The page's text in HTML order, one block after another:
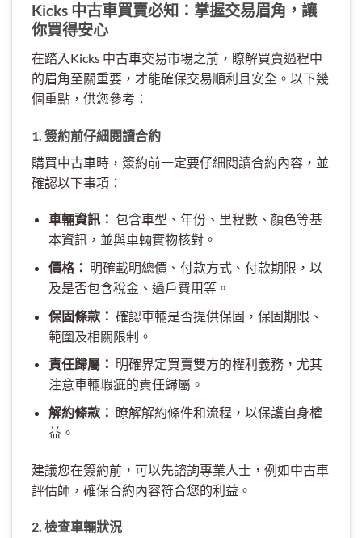
Kicks 中古車買賣必知：掌握交易眉角，讓
你買得安心
在踏入Kicks 中古車交易市場之前，瞭解買賣過程中
的眉角至關重要，才能確保交易順利且安全。以下幾
個重點，供您參考：
1. 簽約前仔細閱讀合約
購買中古車時，簽約前一定要仔細閱讀合約內容，並
確認以下事項：
車輛資訊： 包含車型、年份、里程數、顏色等基
本資訊，並與車輛實物核對。
價格： 明確載明總價、付款方式、付款期限，以
及是否包含稅金、過戶費用等。
保固條款： 確認車輛是否提供保固，保固期限、
範圍及相關限制。
責任歸屬： 明確界定買賣雙方的權利義務，尤其
注意車輛瑕疵的責任歸屬。
解約條款： 瞭解解約條件和流程，以保護自身權
益。
建議您在簽約前，可以先諮詢專業人士，例如中古車
評估師，確保合約內容符合您的利益。
2. 檢查車輛狀況